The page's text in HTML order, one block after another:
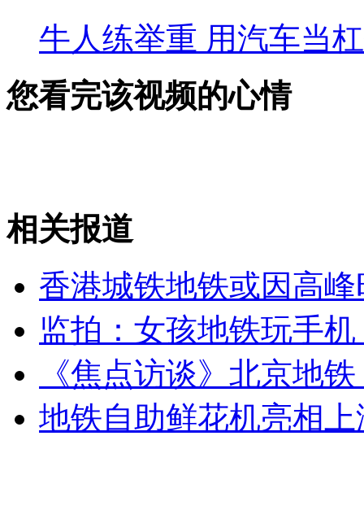
牛人练举重 用汽车当
您看完该视频的心情
相关报道
香港城铁地铁或因高
监拍：女孩地铁玩手
《焦点访谈》北京地
地铁自助鲜花机亮相